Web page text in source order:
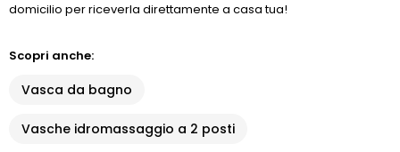
domicilio per riceverla direttamente a casa tua!
Scopri anche:
Vasca da bagno
Vasche idromassaggio a 2 posti